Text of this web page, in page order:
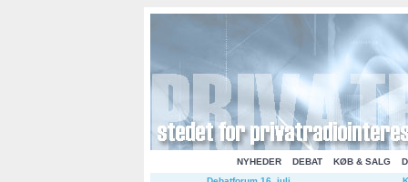
NYHEDER DEBAT KØB & SALG